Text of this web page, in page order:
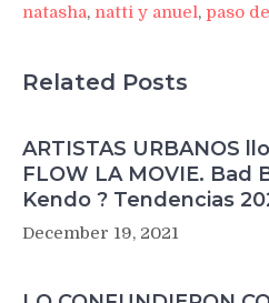
natasha, natti y anuel, paso
Related Posts
ARTISTAS URBANOS
FLOW LA MOVIE. Bad
Kendo ? Tendencias
December 19, 2021